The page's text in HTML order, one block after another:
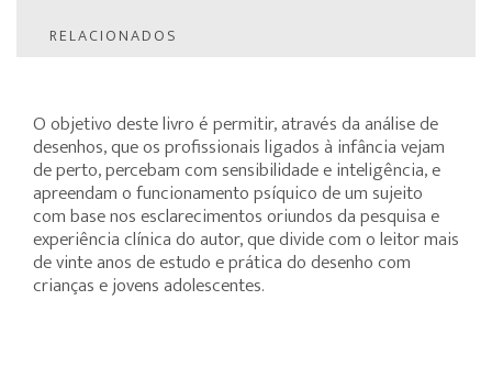
RELACIONADOS
O objetivo deste livro é permitir, através da análise de
desenhos, que os profissionais ligados à infância vejam
de perto, percebam com sensibilidade e inteligência, e
apreendam o funcionamento psíquico de um sujeito
com base nos esclarecimentos oriundos da pesquisa e
experiência clínica do autor, que divide com o leitor mais
de vinte anos de estudo e prática do desenho com
crianças e jovens adolescentes.